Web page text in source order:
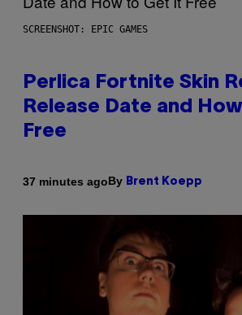
SCREENSHOT: EPIC GAMES
Perlica Fortnite Skin
Release Date and
Free
37 minutes agoBy Brent Koepp